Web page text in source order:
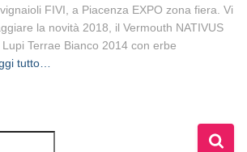
FIVI, a Piacenza EXPO zona fiera. Vi
la novità 2018, il Vermouth NATIVUS
Terrae Bianco 2014 con erbe
tutto…